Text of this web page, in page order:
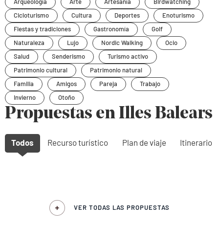
Cicloturismo
Cultura Deportes
Enoturismo
Fiestas y tradiciones
Gastronomía
Golf
Naturaleza
Lujo Nordic Walking
Ocio
Salud
Senderismo
Turismo activo
Patrimonio cultural
Patrimonio natural
Familia
Amigos Pareja
Trabajo
Invierno
Otoño
Propuestas en Illes Balears
Todos Recurso turístico Plan de viaje Itinerario
VER TODAS LAS PROPUESTAS